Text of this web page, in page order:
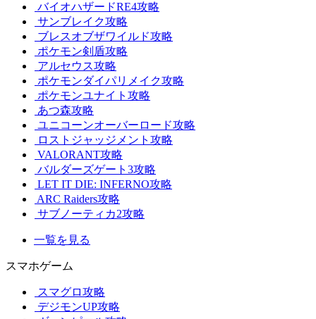
バイオハザードRE4攻略
サンブレイク攻略
ブレスオブザワイルド攻略
ポケモン剣盾攻略
アルセウス攻略
ポケモンダイパリメイク攻略
ポケモンユナイト攻略
あつ森攻略
ユニコーンオーバーロード攻略
ロストジャッジメント攻略
VALORANT攻略
バルダーズゲート3攻略
LET IT DIE: INFERNO攻略
ARC Raiders攻略
サブノーティカ2攻略
一覧を見る
スマホゲーム
スマグロ攻略
デジモンUP攻略